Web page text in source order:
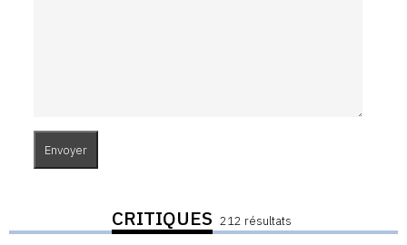
CRITIQUES 212 résultats